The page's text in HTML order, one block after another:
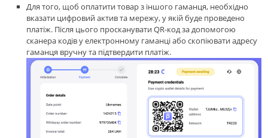
Для того, щоб оплатити товар з іншого гаманця, необхідно
вказати цифровий актив та мережу, у якій буде проведено
платіж. Після цього просканувати QR-код за допомогою
сканера кодів у електронному гаманці або скопіювати адресу
гаманця вручну та підтвердити платіж.